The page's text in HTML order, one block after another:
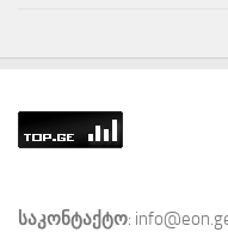
საკონტაქტო: